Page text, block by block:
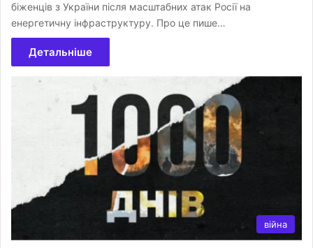
біженців з України після масштабних атак Росії на
енергетичну інфраструктуру. Про це пише…
Детальніше
війна